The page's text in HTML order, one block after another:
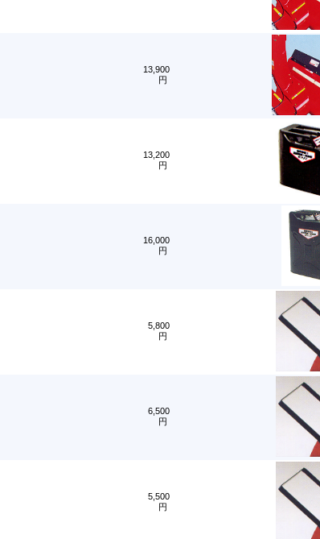
13,900
円
13,200
円
16,000
円
5,800
円
6,500
円
5,500
円